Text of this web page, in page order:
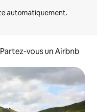
Partez-vous un Airbnb